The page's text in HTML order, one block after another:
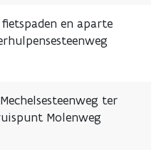
Landenstraat/
en aparte
ter
Molenweg